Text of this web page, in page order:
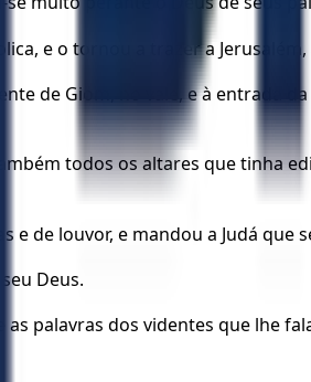
e o tornou a trazer a
de Giom, no vale, e à entrada
todos os altares que tinha
de louvor, e mandou a Judá que
Deus.
as palavras dos videntes que lhe